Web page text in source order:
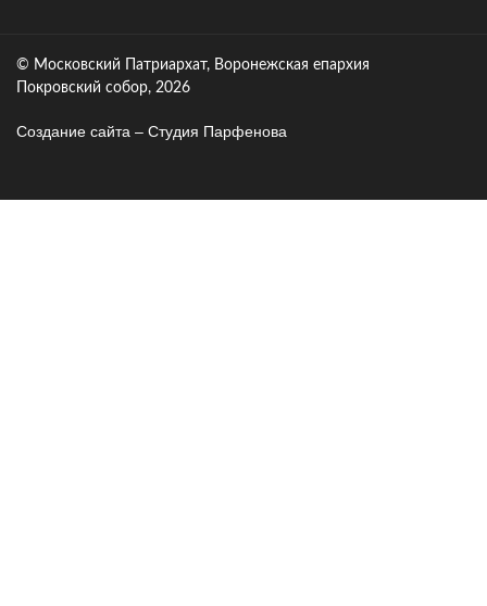
© Московский Патриархат, Воронежcкая епархия
Покровский собор, 2026
Создание сайта – Cтудия Парфенова